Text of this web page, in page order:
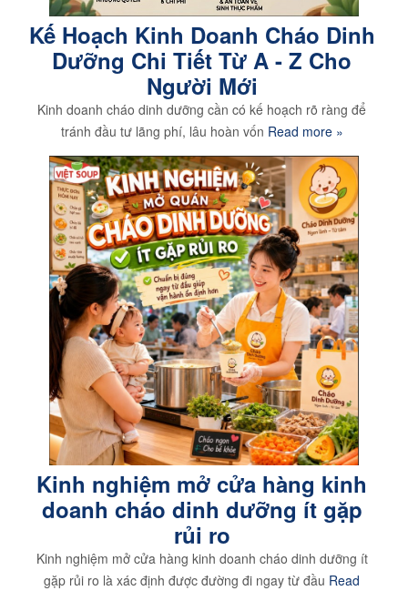
Kế Hoạch Kinh Doanh Cháo Dinh
Dưỡng Chi Tiết Từ A - Z Cho
Người Mới
Kinh doanh cháo dinh dưỡng cần có kế hoạch rõ ràng để
tránh đầu tư lãng phí, lâu hoàn vốn Read more »
Kinh nghiệm mở cửa hàng kinh
doanh cháo dinh dưỡng ít gặp
rủi ro
Kinh nghiệm mở cửa hàng kinh doanh cháo dinh dưỡng ít
gặp rủi ro là xác định được đường đi ngay từ đầu Read